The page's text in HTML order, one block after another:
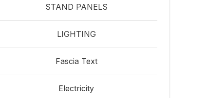
STAND PANELS
LIGHTING
Fascia Text
Electricity